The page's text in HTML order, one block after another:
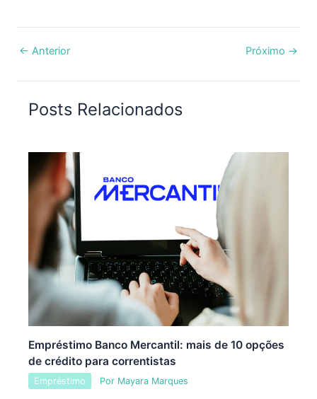
← Anterior Próximo →
Posts Relacionados
Empréstimo Banco Mercantil: mais de 10 opções
de crédito para correntistas
Empréstimo Por Mayara Marques